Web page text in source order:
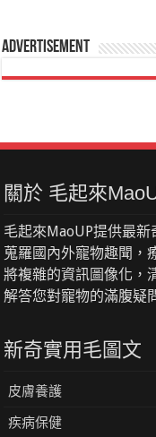
Advertisement
關於 毛起來
毛起來MaoUP提供最新
蒐羅國內外寵物趣聞，
將複雜的資訊圖像化，
解答您對寵物的滿腹
新奇實用毛圖文
皮膚養護
疾病保健